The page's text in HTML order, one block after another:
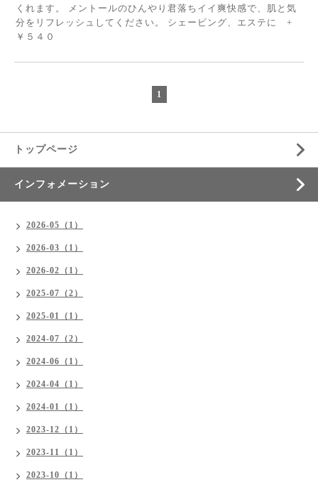
くれます。 メントールのひんやり君落ちイイ爽快感で、肌と気
分をリフレッシュしてください。 シェービング、エステに +
￥５４０
1
トップページ
インフォメーション
2026-05（1）
2026-03（1）
2026-02（1）
2025-07（2）
2025-01（1）
2024-07（2）
2024-06（1）
2024-04（1）
2024-01（1）
2023-12（1）
2023-11（1）
2023-10（1）